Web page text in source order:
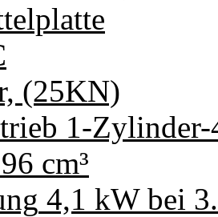
(25KN)
1-
cm³
4,1 kW bei